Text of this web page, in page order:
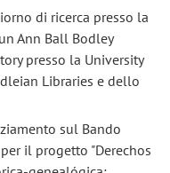
di ricerca presso la
Ann Ball Bodley
presso la University
Libraries e dello
sul Bando
il progetto "Derechos